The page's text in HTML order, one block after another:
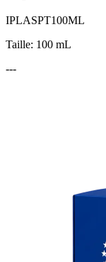
IPLASPT100ML
Taille: 100 mL
---